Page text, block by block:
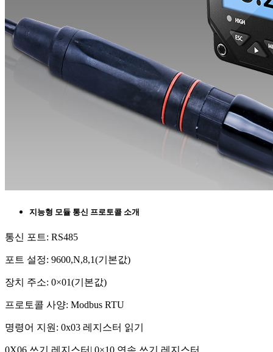
지능형 모듈 통신 프로토콜 소개
통신 포트: RS485
포트 설정: 9600,N,8,1(기본값)
장치 주소: 0×01(기본값)
프로토콜 사양: Modbus RTU
명령어 지원: 0x03 레지스터 읽기
0X06 쓰기 레지스터| 0×10 연속 쓰기 레지스터